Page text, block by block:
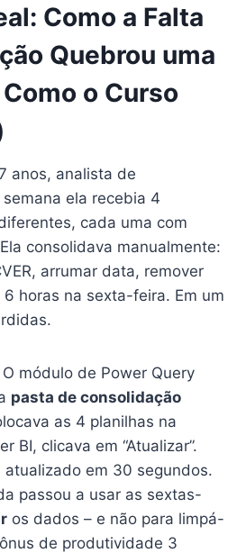
Como a Falta
Quebrou uma
o Curso
anos, analista de
ela recebia 4
cada uma com
consolidava manualmente:
arrumar data, remover
horas na sexta-feira. Em um
O módulo de Power Query
pasta de consolidação
as 4 planilhas na
BI, clicava em “Atualizar”.
atualizado em 30 segundos.
passou a usar as sextas-
os dados – e não para limpá-
de produtividade 3